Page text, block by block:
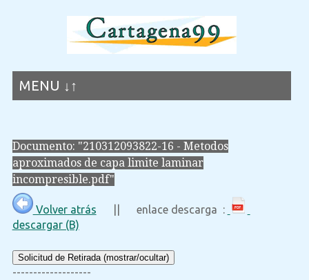
MENU ↓↑
Documento: "210312093822-16 - Metodos
aproximados de capa limite laminar
incompresible.pdf"
Volver atrás || enlace descarga :
descargar (B)
Solicitud de Retirada (mostrar/ocultar)
-------------------